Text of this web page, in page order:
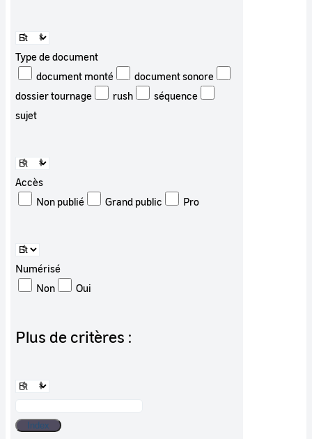
Type de document
document monté
document sonore
dossier tournage
rush
séquence
sujet
Accès
Non publié
Grand public Pro
Numérisé
Non
Oui
Plus de critères :